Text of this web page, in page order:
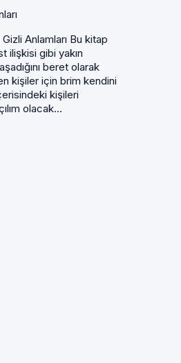
Gizli Anlamları Bu kitap
ilişkisi gibi yakın
beret olarak
kişiler için brim kendini
kişileri
olacak...